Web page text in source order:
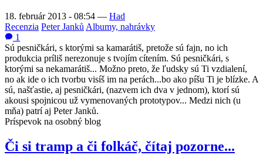
18. február 2013 - 08:54 — Had
Recenzia Peter Janků Albumy, nahrávky
1
Sú pesničkári, s ktorými sa kamarátiš, pretože sú fajn, no ich
produkcia príliš nerezonuje s tvojím cítením. Sú pesničkári, s
ktorými sa nekamarátiš... Možno preto, že ľudsky sú Ti vzdialení,
no ak ide o ich tvorbu visíš im na perách...bo ako píšu Ti je blízke. A
sú, našťastie, aj pesničkári, (nazvem ich dva v jednom), ktorí sú
akousi spojnicou už vymenovaných prototypov... Medzi nich (u
mňa) patrí aj Peter Janků.
Príspevok na osobný blog
Či si tramp a či folkáč, čítaj pozorne...